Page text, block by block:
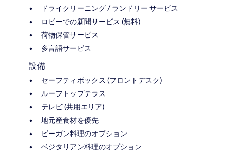
ドライクリーニング / ランドリー サービス
ロビーでの新聞サービス (無料)
荷物保管サービス
多言語サービス
設備
セーフティボックス (フロントデスク)
ルーフトップテラス
テレビ (共用エリア)
地元産食材を優先
ビーガン料理のオプション
ベジタリアン料理のオプション